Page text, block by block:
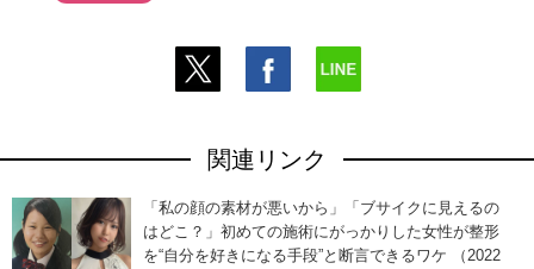
関連リンク
「私の顔の素材が悪いから」「ブサイクに見えるの
はどこ？」初めての施術にがっかりした女性が整形
を“自分を好きになる手段”と断言できるワケ （2022